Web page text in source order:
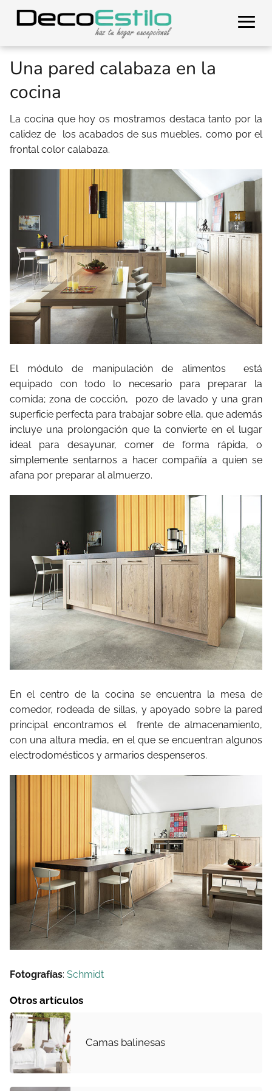
Una pared calabaza en la
cocina
La cocina que hoy os mostramos destaca tanto por la
calidez de
los acabados de sus muebles, como por el
frontal color calabaza.
El módulo de manipulación de alimentos
está
equipado con todo lo necesario para preparar la
comida; zona de cocción,
pozo de lavado y una gran
superficie perfecta para trabajar sobre ella, que además
incluye una prolongación que la convierte en el lugar
ideal para desayunar, comer de forma rápida, o
simplemente sentarnos a hacer compañía a quien se
afana por preparar al almuerzo.
En el centro de la cocina se encuentra la mesa de
comedor, rodeada de sillas, y apoyado sobre la pared
principal encontramos el
frente de almacenamiento,
con una altura media, en el que se encuentran algunos
electrodomésticos y armarios despenseros.
Fotografías: Schmidt
Otros artículos
Camas balinesas